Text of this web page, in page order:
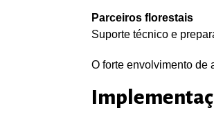
Parceiros florestais
Suporte técnico e
O forte envolvimento de